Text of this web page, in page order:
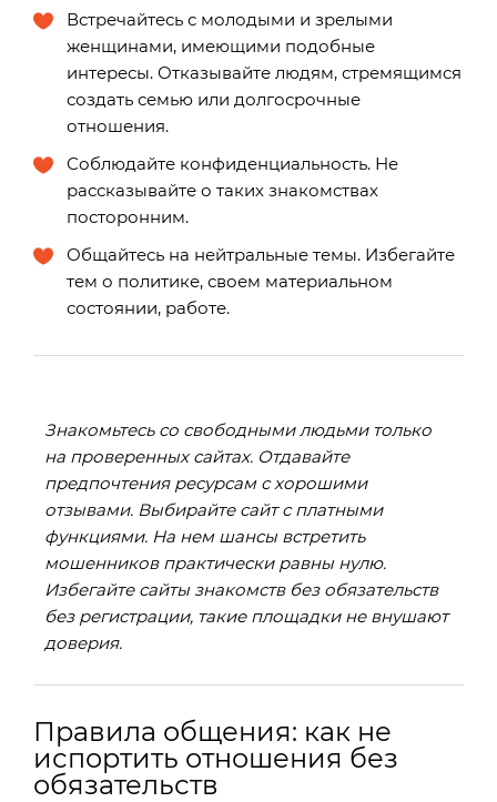
Встречайтесь с молодыми и зрелыми
женщинами, имеющими подобные
интересы. Отказывайте людям, стремящимся
создать семью или долгосрочные
отношения.
Соблюдайте конфиденциальность. Не
рассказывайте о таких знакомствах
посторонним.
Общайтесь на нейтральные темы. Избегайте
тем о политике, своем материальном
состоянии, работе.
Знакомьтесь со свободными людьми только
на проверенных сайтах. Отдавайте
предпочтения ресурсам с хорошими
отзывами. Выбирайте сайт с платными
функциями. На нем шансы встретить
мошенников практически равны нулю.
Избегайте сайты знакомств без обязательств
без регистрации, такие площадки не внушают
доверия.
Правила общения: как не
испортить отношения без
обязательств